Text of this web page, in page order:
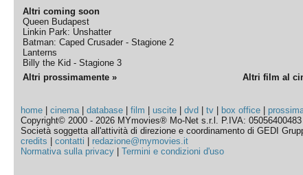
Altri coming soon
Queen Budapest
Linkin Park: Unshatter
Batman: Caped Crusader - Stagione 2
Lanterns
Billy the Kid - Stagione 3
Altri prossimamente » Altri film al
home |cinema|database |film |uscite |dvd |tv box office
Copyright© 2000 - 2026 MYmovies® Mo-Net s.r.l. P.IVA:
Società soggetta all'attività di direzione e coordinamento di GEDI
credits |contatti
redazione@mymovies.it
Normativa sulla privacy |Termini e condizioni d'uso